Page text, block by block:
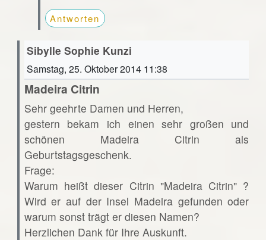
Antworten
Sibylle Sophie Kunzi
Samstag, 25. Oktober 2014 11:38
Madeira Citrin
Sehr geehrte Damen und Herren,
gestern bekam ich einen sehr großen und
schönen Madeira Citrin als
Geburtstagsgeschenk.
Frage:
Warum heißt dieser Citrin "Madeira Citrin" ?
Wird er auf der Insel Madeira gefunden oder
warum sonst trägt er diesen Namen?
Herzlichen Dank für Ihre Auskunft.